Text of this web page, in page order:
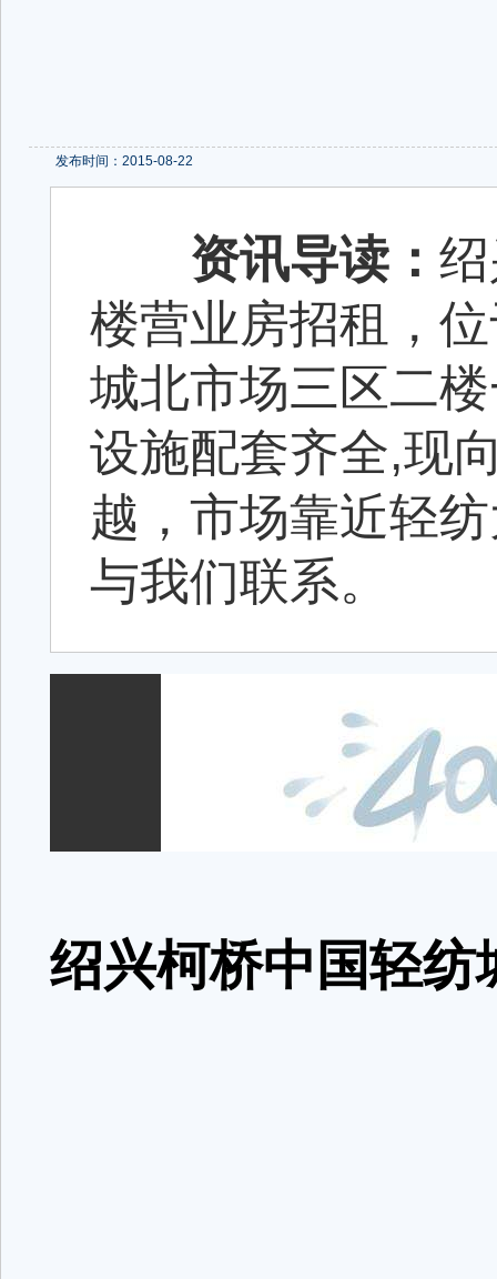
发布时间：2015-08-22
资讯导读：
楼营业房招租，
城北市场三区二
设施配套齐全,现
越，市场靠近轻
与我们联系。
绍兴柯桥中国轻